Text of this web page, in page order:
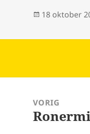
Geplaatst
18 oktober
navigatieVORIG
Vorig